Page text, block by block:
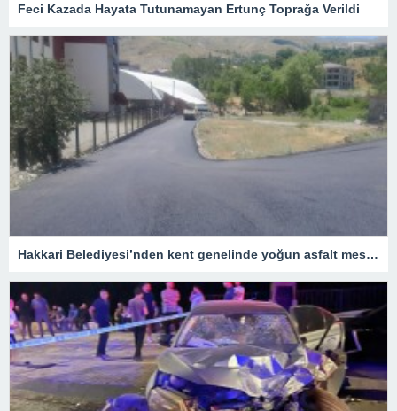
Feci Kazada Hayata Tutunamayan Ertunç Toprağa Verildi
Hakkari Belediyesi’nden kent genelinde yoğun asfalt mesaisi